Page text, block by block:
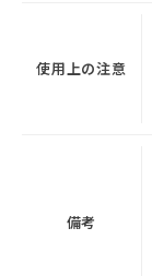
使用上の注意
備考